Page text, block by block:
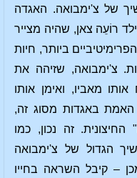
של צ'ימבואה. האגדה
רוֹעֵה צאן, שהיה מצייר
ביותר, חיות
צ'ימבואה, שזיהה את
מאביו, ואימן אותו
האמת באגדות מסוג זה,
זה נכון, כמו
הגדול של צ'ימבואה
– קיבל השראה בחייו